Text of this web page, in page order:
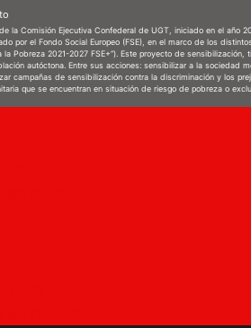
la Comisión Ejecutiva Confederal de UGT, iniciado en el
por el Fondo Social Europeo (FSE), en el marco de los
la Pobreza 2021-2027 FSE+”). Este proyecto de
autóctona. Entre sus acciones: sensibilizar a la
campañas de sensibilización contra la discriminación y los
que se encuentran en situación de riesgo de pobreza o